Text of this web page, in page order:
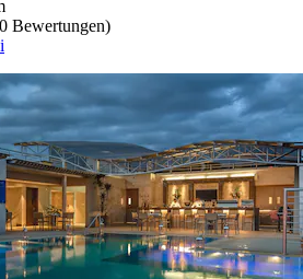
Bewertungen)